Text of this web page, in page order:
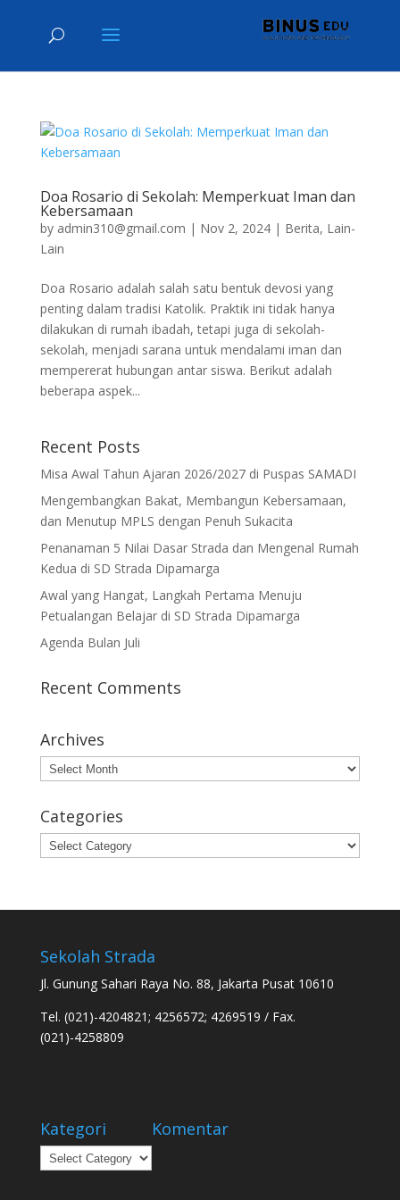
Doa Rosario di Sekolah: Memperkuat Iman dan
Kebersamaan
by admin310@gmail.com | Nov 2, 2024| Berita, Lain-
Lain
Doa Rosario adalah salah satu bentuk devosi yang
penting dalam tradisi Katolik. Praktik ini tidak hanya
dilakukan di rumah ibadah, tetapi juga di sekolah-
sekolah, menjadi sarana untuk mendalami iman dan
mempererat hubungan antar siswa. Berikut adalah
beberapa aspek...
Recent Posts
Misa Awal Tahun Ajaran 2026/2027 di Puspas SAMADI
Mengembangkan Bakat, Membangun Kebersamaan,
dan Menutup MPLS dengan Penuh Sukacita
Penanaman 5 Nilai Dasar Strada dan Mengenal Rumah
Kedua di SD Strada Dipamarga
Awal yang Hangat, Langkah Pertama Menuju
Petualangan Belajar di SD Strada Dipamarga
Agenda Bulan Juli
Recent Comments
Archives
Archives
Categories
Categories
Sekolah Strada
Jl. Gunung Sahari Raya No. 88, Jakarta Pusat 10610
Tel. (021)-4204821; 4256572; 4269519 / Fax.
(021)-4258809
Kategori
Kategori
Komentar